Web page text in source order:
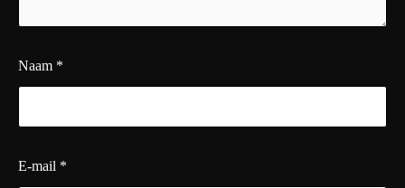
Naam *
E-mail *